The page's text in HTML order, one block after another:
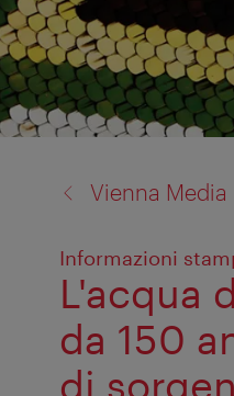
Vienna Media
Informazioni
L'acqua
da 150
di